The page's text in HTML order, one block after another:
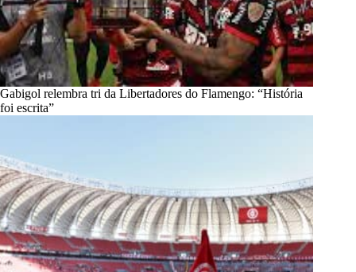
Gabigol relembra tri da Libertadores do Flamengo: “História
foi escrita”